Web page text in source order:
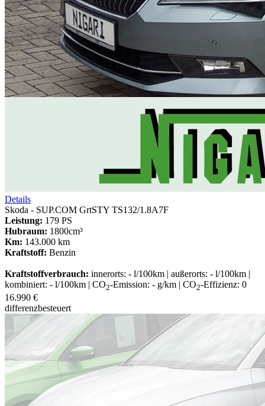
Details
Skoda - SUP.COM GrtSTY TS132/1.8A7F
Leistung: 179 PS
Hubraum: 1800cm³
Km: 143.000 km
Kraftstoff: Benzin
Kraftstoffverbrauch: innerorts: - l/100km | außerorts: - l/100km |
kombiniert: - l/100km | CO2-Emission: - g/km | CO2-Effizienz: 0
16.990 €
differenzbesteuert